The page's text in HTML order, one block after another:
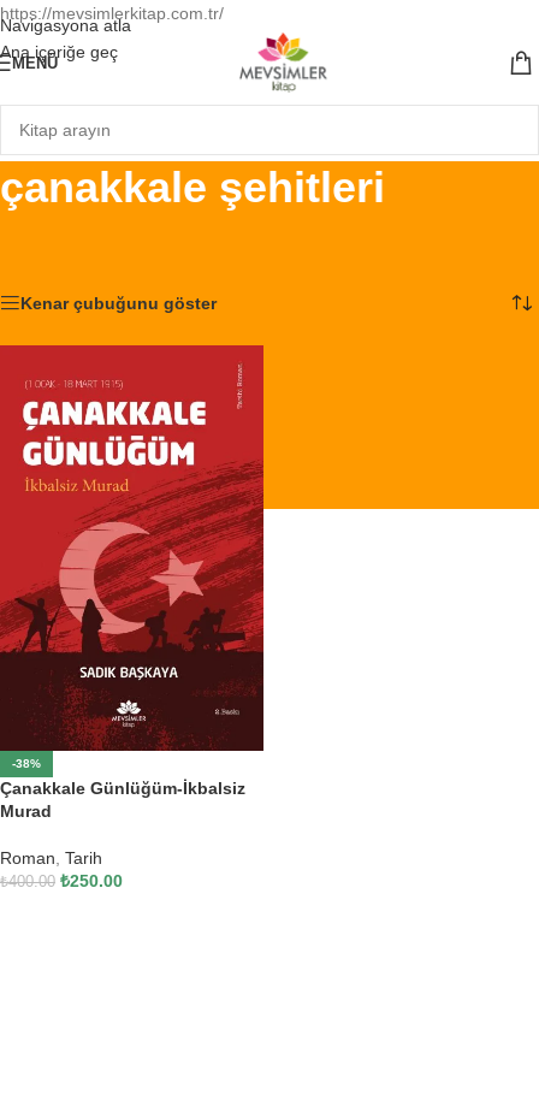
https://mevsimlerkitap.com.tr/
Navigasyona atla
Ana içeriğe geç
MENÜ
çanakkale şehitleri
Kenar çubuğunu göster
-38%
Çanakkale Günlüğüm-İkbalsiz
Murad
Roman Tarih
₺400.00 ₺250.00